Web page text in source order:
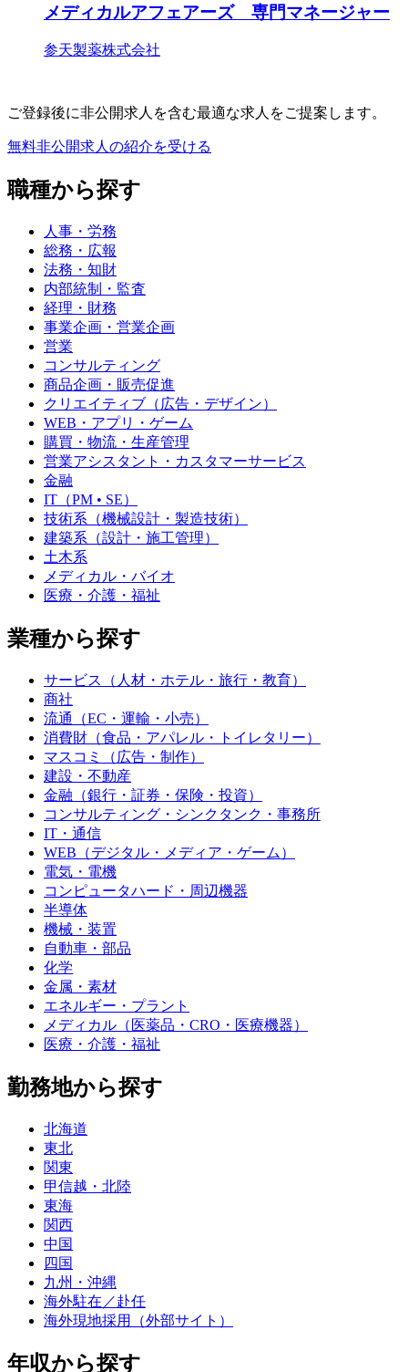
メディカルアフェアーズ 専門マネージャー
参天製薬株式会社
ご登録後に非公開求人を含む最適な求人をご提案します。
無料非公開求人の紹介を受ける
職種から探す
人事・労務
総務・広報
法務・知財
内部統制・監査
経理・財務
事業企画・営業企画
営業
コンサルティング
商品企画・販売促進
クリエイティブ（広告・デザイン）
WEB・アプリ・ゲーム
購買・物流・生産管理
営業アシスタント・カスタマーサービス
金融
IT（PM • SE）
技術系（機械設計・製造技術）
建築系（設計・施工管理）
土木系
メディカル・バイオ
医療・介護・福祉
業種から探す
サービス（人材・ホテル・旅行・教育）
商社
流通（EC・運輸・小売）
消費財（食品・アパレル・トイレタリー）
マスコミ（広告・制作）
建設・不動産
金融（銀行・証券・保険・投資）
コンサルティング・シンクタンク・事務所
IT・通信
WEB（デジタル・メディア・ゲーム）
電気・電機
コンピュータハード・周辺機器
半導体
機械・装置
自動車・部品
化学
金属・素材
エネルギー・プラント
メディカル（医薬品・CRO・医療機器）
医療・介護・福祉
勤務地から探す
北海道
東北
関東
甲信越・北陸
東海
関西
中国
四国
九州・沖縄
海外駐在／赴任
海外現地採用（外部サイト）
年収から探す